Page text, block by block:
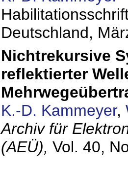
Deutschland,
Nichtrekursive
reflektierter
K.-D. Kammeyer,
Archiv für
(AEÜ), Vol. 40,